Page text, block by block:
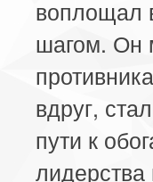
воплощал
шагом. Он
вдруг,
пути к